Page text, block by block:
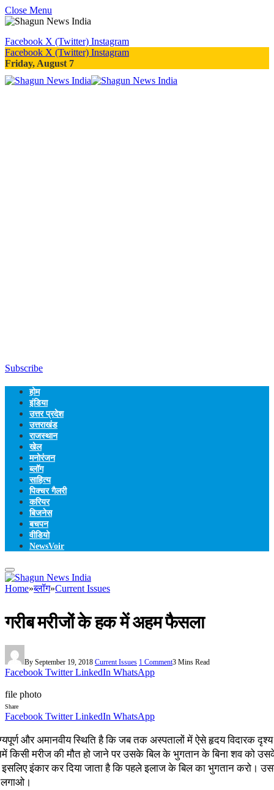
Close Menu
Facebook X (Twitter) Instagram
Facebook X (Twitter) Instagram
Friday, August 7
Subscribe
होम
इंडिया
उत्तर प्रदेश
उत्तराखंड
राजस्थान
खेल
मनोरंजन
ब्लॉग
साहित्य
पिक्चर गैलरी
करियर
बिजनेस
बचपन
वीडियो
NewsVoir
Home»ब्लॉग»Current Issues
गरीब मरीजों के हक में अहम फैसला
By September 19, 2018 Current Issues 1 Comment3 Mins Read
Facebook Twitter LinkedIn WhatsApp
file photo
Share
Facebook Twitter LinkedIn WhatsApp
और अमानवीय स्थिति है कि जब तक अस्पतालों में ऐसे हृदय विदारक
किसी मरीज की मौत हो जाने पर उसके बिल के भुगतान के बिना शव को
इंकार कर दिया जाता है कि पहले इलाज के बिल का भुगतान करो।